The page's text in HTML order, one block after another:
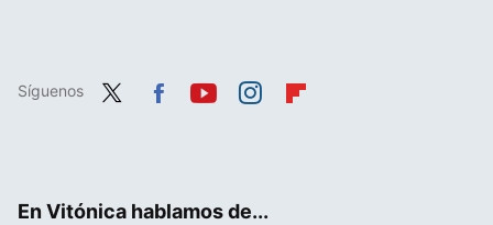
Síguenos
En Vitónica hablamos de...